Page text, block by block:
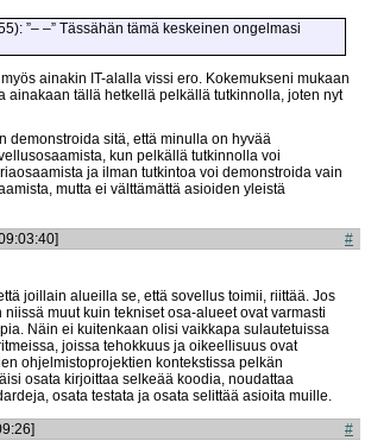
”– –” Tässähän tämä keskeinen ongelmasi
ainakin IT-alalla vissi ero. Kokemukseni mukaan
ainakaan tällä hetkellä pelkällä tutkinnolla, joten nyt
demonstroida sitä, että minulla on hyvää
kun pelkällä tutkinnolla voi
ja ilman tutkintoa voi demonstroida vain
mutta ei välttämättä asioiden yleistä
#
joillain alueilla se, että sovellus toimii, riittää. Jos
muut kuin tekniset osa-alueet ovat varmasti
Näin ei kuitenkaan olisi vaikkapa sulautetuissa
joissa tehokkuus ja oikeellisuus ovat
ohjelmistoprojektien kontekstissa pelkän
osata kirjoittaa selkeää koodia, noudattaa
osata testata ja osata selittää asioita muille.
#